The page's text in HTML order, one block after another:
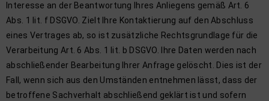
Interesse an der Beantwortung Ihres Anliegens gemäß Art. 6
Abs. 1 lit. f DSGVO. Zielt Ihre Kontaktierung auf den Abschluss
eines Vertrages ab, so ist zusätzliche Rechtsgrundlage für die
Verarbeitung Art. 6 Abs. 1 lit. b DSGVO. Ihre Daten werden nach
abschließender Bearbeitung Ihrer Anfrage gelöscht. Dies ist der
Fall, wenn sich aus den Umständen entnehmen lässt, dass der
betroffene Sachverhalt abschließend geklärt ist und sofern